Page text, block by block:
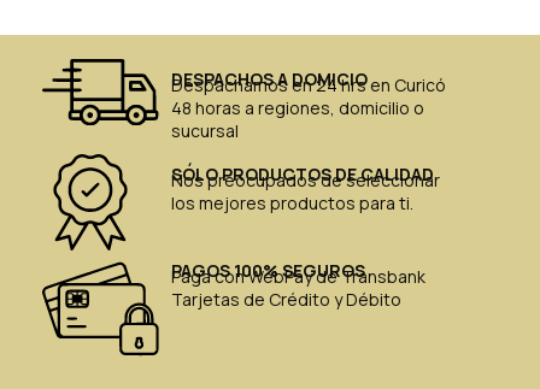
DESPACHOS A DOMICIO
Despachamos en 24 hrs en Curicó
48 horas a regiones, domicilio o
sucursal
SÓLO PRODUCTOS DE CALIDAD
Nos preocupados de seleccionar
los mejores productos para ti.
PAGOS 100% SEGUROS
Paga con WebPay de Transbank
Tarjetas de Crédito y Débito